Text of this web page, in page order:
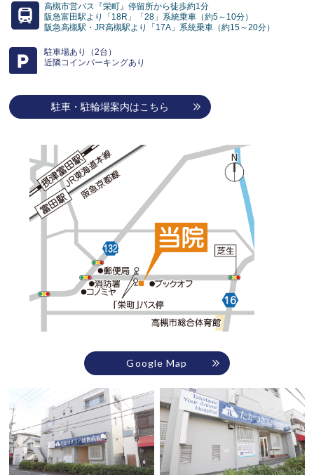
高槻市営バス『栄町』停留所から徒歩約1分
阪急富田駅より「18R」「28」系統乗車（約5～10分）
阪急高槻駅・JR高槻駅より「17A」系統乗車（約15～20分）
駐車場あり（2台）
近隣コインパーキングあり
駐車・駐輪場案内はこちら
Google Map